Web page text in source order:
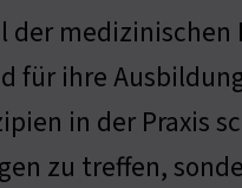
medizinischen
für ihre
in der Praxis
zu treffen,